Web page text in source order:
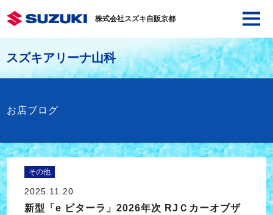
株式会社スズキ自販京都
スズキアリーナ山科
お店ブログ
その他
2025.11.20
新型「e ビターラ」2026年次 RJＣカーオブザ